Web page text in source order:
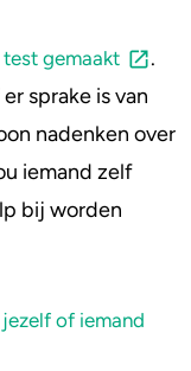
gemaakt
.
sprake is van
nadenken over
iemand zelf
bij worden
of iemand